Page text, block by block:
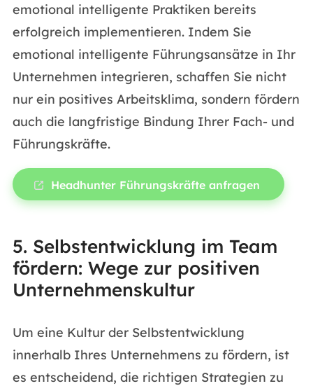
emotional intelligente Praktiken bereits
erfolgreich implementieren. Indem Sie
emotional intelligente Führungsansätze in Ihr
Unternehmen integrieren, schaffen Sie nicht
nur ein positives Arbeitsklima, sondern fördern
auch die langfristige Bindung Ihrer Fach- und
Führungskräfte.
Headhunter Führungskräfte anfragen
5. Selbstentwicklung im Team
fördern: Wege zur positiven
Unternehmenskultur
Um eine Kultur der Selbstentwicklung
innerhalb Ihres Unternehmens zu fördern, ist
es entscheidend, die richtigen Strategien zu